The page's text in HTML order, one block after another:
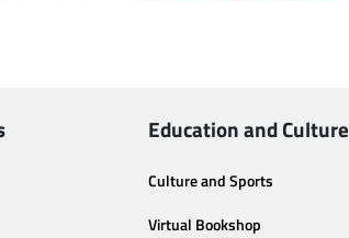
Education and Culture
Culture and Sports
Virtual Bookshop